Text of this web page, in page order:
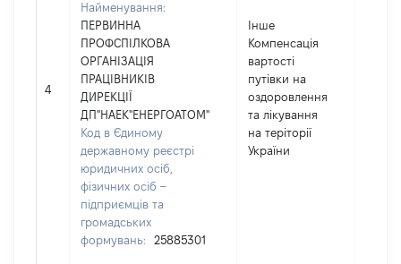
4
Найменування:
ПЕРВИННА
ПРОФСПІЛКОВА
ОРГАНІЗАЦІЯ
ПРАЦІВНИКІВ
ДИРЕКЦІЇ
ДП"НАЕК"ЕНЕРГОАТОМ"
Код в Єдиному
державному реєстрі
юридичних осіб,
фізичних осіб –
підприємців та
громадських
формувань:
25885301
Інше
Компенсація
вартості
путівки на
оздоровлення
та лікування
на теріторії
України